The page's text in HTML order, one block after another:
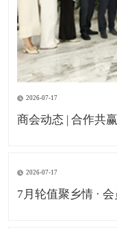
2026-07-17
2026-07-17
7月轮值聚乡情 ·